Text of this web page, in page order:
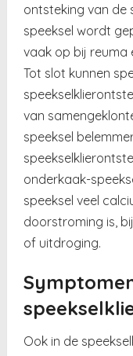
ontsteking van de
speeksel wordt
vaak op bij reuma
Tot slot kunnen
van
speeksel
onderkaak-
speeksel veel
doorstroming is,
of uitdroging.
Ook in de